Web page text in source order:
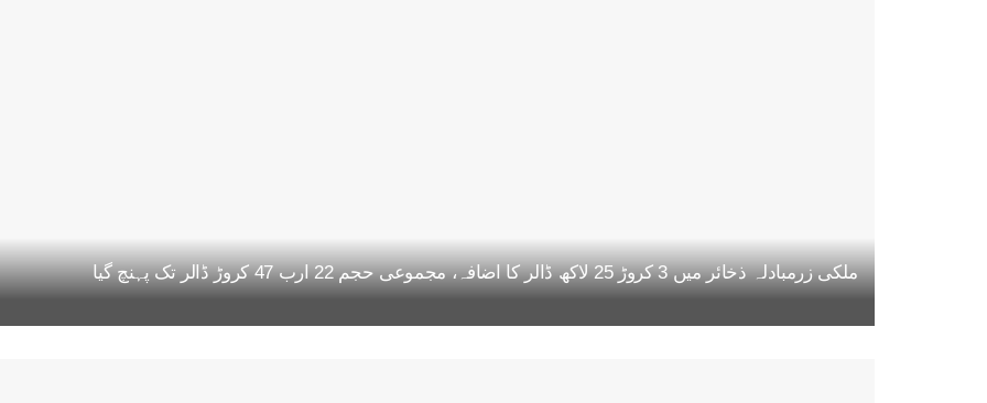
ملکی زرمبادلہ ذخائر میں 3 کروڑ 25 لاکھ ڈالر کا اضافہ، مجموعی حجم 22 ارب 47 کروڑ ڈالر تک پہنچ گیا